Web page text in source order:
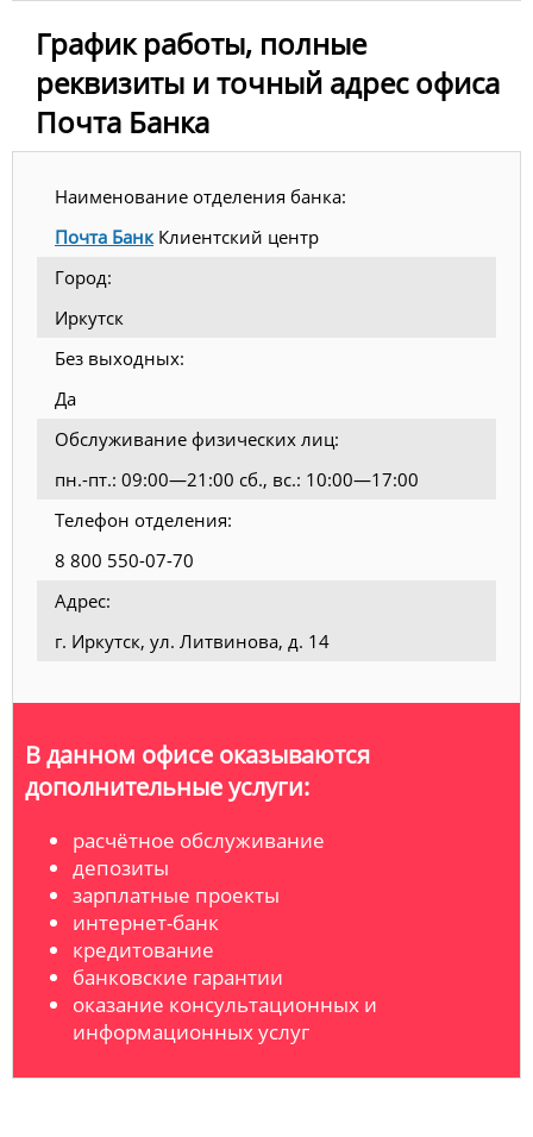
График работы, полные
реквизиты и точный адрес офиса
Почта Банка
Наименование отделения банка:
Почта БанкКлиентский центр
Город:
Иркутск
Без выходных:
Да
Обслуживание физических лиц:
пн.-пт.: 09:00—21:00 сб., вс.: 10:00—17:00
Телефон отделения:
8 800 550-07-70
Адрес:
г. Иркутск, ул. Литвинова, д. 14
В данном офисе оказываются
дополнительные услуги:
расчётное обслуживание
депозиты
зарплатные проекты
интернет-банк
кредитование
банковские гарантии
оказание консультационных и
информационных услуг